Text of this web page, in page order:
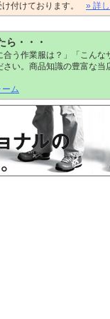
付けております。 » 詳
ら・・・
合う作業服は？」「こん
さい。商品知識の豊富な
ム